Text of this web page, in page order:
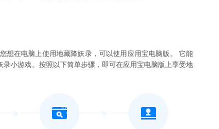
想在电脑上使用地藏降妖录，可以使用应用宝电脑版。 它能
小游戏。按照以下简单步骤，即可在应用宝电脑版上享受地